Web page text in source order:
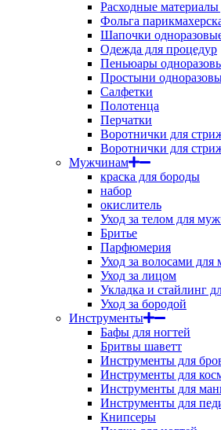
Расходные
Фольга
Шапочки
Одежда для процедур
Пеньюары
Простыни
Салфетки
Полотенца
Перчатки
Воротнички для
Воротнички для
Мужчинам
краска для бороды
набор
окислитель
Уход за телом для
Бритье
Парфюмерия
Уход за волосами для
Уход за лицом
Укладка и стайлинг
Уход за бородой
Инструменты
Бафы для ногтей
Бритвы шаветт
Инструменты для
Инструменты для
Инструменты для
Инструменты для
Книпсеры